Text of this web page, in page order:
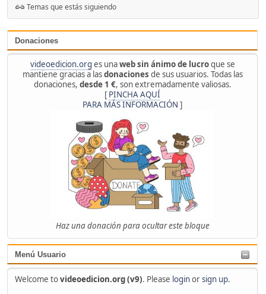
Donaciones
videoedicion.org es unaweb sin ánimo de lucroque se
mantiene gracias a lasdonaciones de sus usuarios. Todas las
donaciones, desde 1 €, son extremadamente valiosas.
[ PINCHA AQUÍ
PARA MÁS INFORMACIÓN ]
Haz una donación para ocultar este bloque
Menú Usuario
Welcome tovideoedicion.org (v9). Please loginorsign up.
Temas que estás siguiendo